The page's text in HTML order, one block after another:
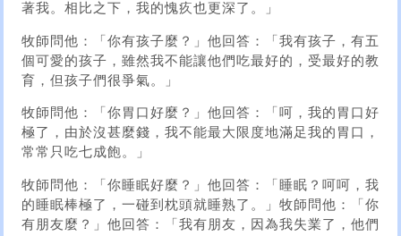
著我。相比之下，我的愧疚也更深了。」
牧師問他：「你有孩子麼？」他回答：「我有孩子，有五
個可愛的孩子，雖然我不能讓他們吃最好的，受最好的教
育，但孩子們很爭氣。」
牧師問他：「你胃口好麼？」他回答：「呵，我的胃口好
極了，由於沒甚麼錢，我不能最大限度地滿足我的胃口，
常常只吃七成飽。」
牧師問他：「你睡眠好麼？」他回答：「睡眠？呵呵，我
的睡眠棒極了，一碰到枕頭就睡熟了。」牧師問他：「你
有朋友麼？」他回答：「我有朋友，因為我失業了，他們